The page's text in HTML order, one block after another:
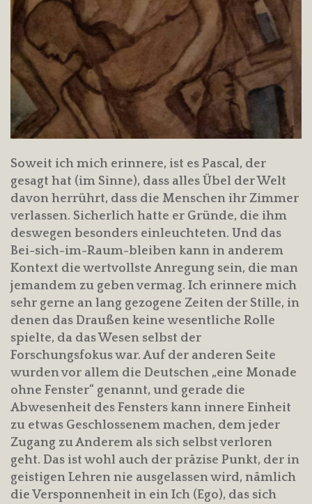
Soweit ich mich erinnere, ist es Pascal, der
gesagt hat (im Sinne), dass alles Übel der Welt
davon herrührt, dass die Menschen ihr Zimmer
verlassen. Sicherlich hatte er Gründe, die ihm
deswegen besonders einleuchteten. Und das
Bei-sich-im-Raum-bleiben kann in anderem
Kontext die wertvollste Anregung sein, die man
jemandem zu geben vermag. Ich erinnere mich
sehr gerne an lang gezogene Zeiten der Stille, in
denen das Draußen keine wesentliche Rolle
spielte, da das Wesen selbst der
Forschungsfokus war. Auf der anderen Seite
wurden vor allem die Deutschen „eine Monade
ohne Fenster“ genannt, und gerade die
Abwesenheit des Fensters kann innere Einheit
zu etwas Geschlossenem machen, dem jeder
Zugang zu Anderem als sich selbst verloren
geht. Das ist wohl auch der präzise Punkt, der in
geistigen Lehren nie ausgelassen wird, nämlich
die Versponnenheit in ein Ich (Ego), das sich